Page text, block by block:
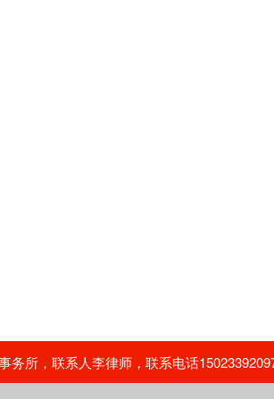
务所，联系人李律师，联系电话